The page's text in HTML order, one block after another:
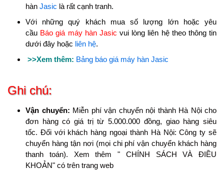
hàn Jasic là rất cạnh tranh.
Với những quý khách mua số lượng lớn hoặc yêu
cầu Báo giá máy hàn Jasic vui lòng liên hệ theo thông tin
dưới đây hoặc liên hệ.
>>Xem thêm: Bảng báo giá máy hàn Jasic
Ghi chú:
Vận chuyển: Miễn phí vận chuyển nội thành Hà Nội cho
đơn hàng có giá trị từ 5.000.000 đồng, giao hàng siêu
tốc. Đối với khách hàng ngoại thành Hà Nội: Công ty sẽ
chuyển hàng tận nơi (mọi chi phí vận chuyển khách hàng
thanh toán). Xem thêm " CHÍNH SÁCH VÀ ĐIỀU
KHOẢN" có trên trang web